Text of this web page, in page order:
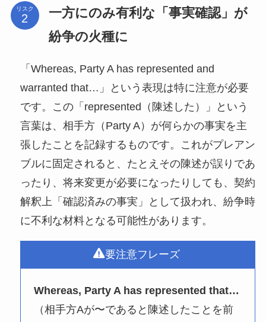
リスク
一方にのみ有利な「事実確認」が
紛争の火種に
「Whereas, Party A has represented and
warranted that…」という表現は特に注意が必要
です。この「represented（陳述した）」という
言葉は、相手方（Party A）が何らかの事実を主
張したことを記録するものです。これがプレアン
ブルに固定されると、たとえその陳述が誤りであ
ったり、将来変更が必要になったりしても、契約
解釈上「確認済みの事実」として扱われ、紛争時
に不利な材料となる可能性があります。
要注意フレーズ
Whereas, Party A has represented that…
（相手方Aが〜であると陳述したことを前